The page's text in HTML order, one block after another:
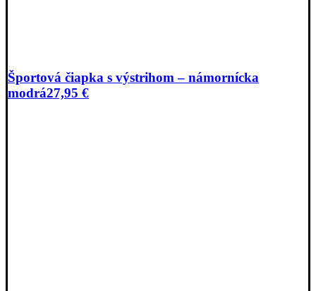
Športová čiapka s výstrihom – námornícka
modrá27,95 €